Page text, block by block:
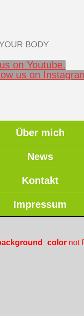
BODY
Über mich
News
Kontakt
Impressum
not